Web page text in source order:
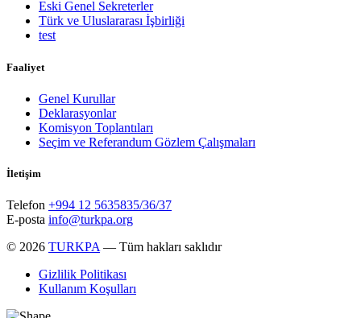
Eski Genel Sekreterler
Türk ve Uluslararası İşbirliği
test
Faaliyet
Genel Kurullar
Deklarasyonlar
Komisyon Toplantıları
Seçim ve Referandum Gözlem Çalışmaları
İletişim
Telefon +994 12 5635835/36/37
E-posta info@turkpa.org
© 2026 TURKPA — Tüm hakları saklıdır
Gizlilik Politikası
Kullanım Koşulları